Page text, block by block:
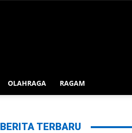
OLAHRAGA RAGAM
BERITA TERBARU